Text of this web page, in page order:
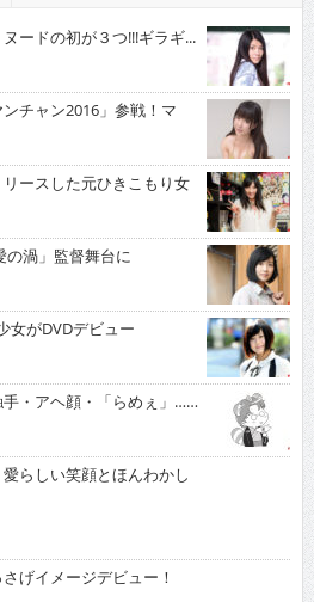
ードの初が３つ!!!ギラギ...
チャン2016」参戦！マ
ースした元ひきこもり女
渦」監督舞台に
がDVDデビュー
・アヘ顔・「らめぇ」……
らしい笑顔とほんわかし